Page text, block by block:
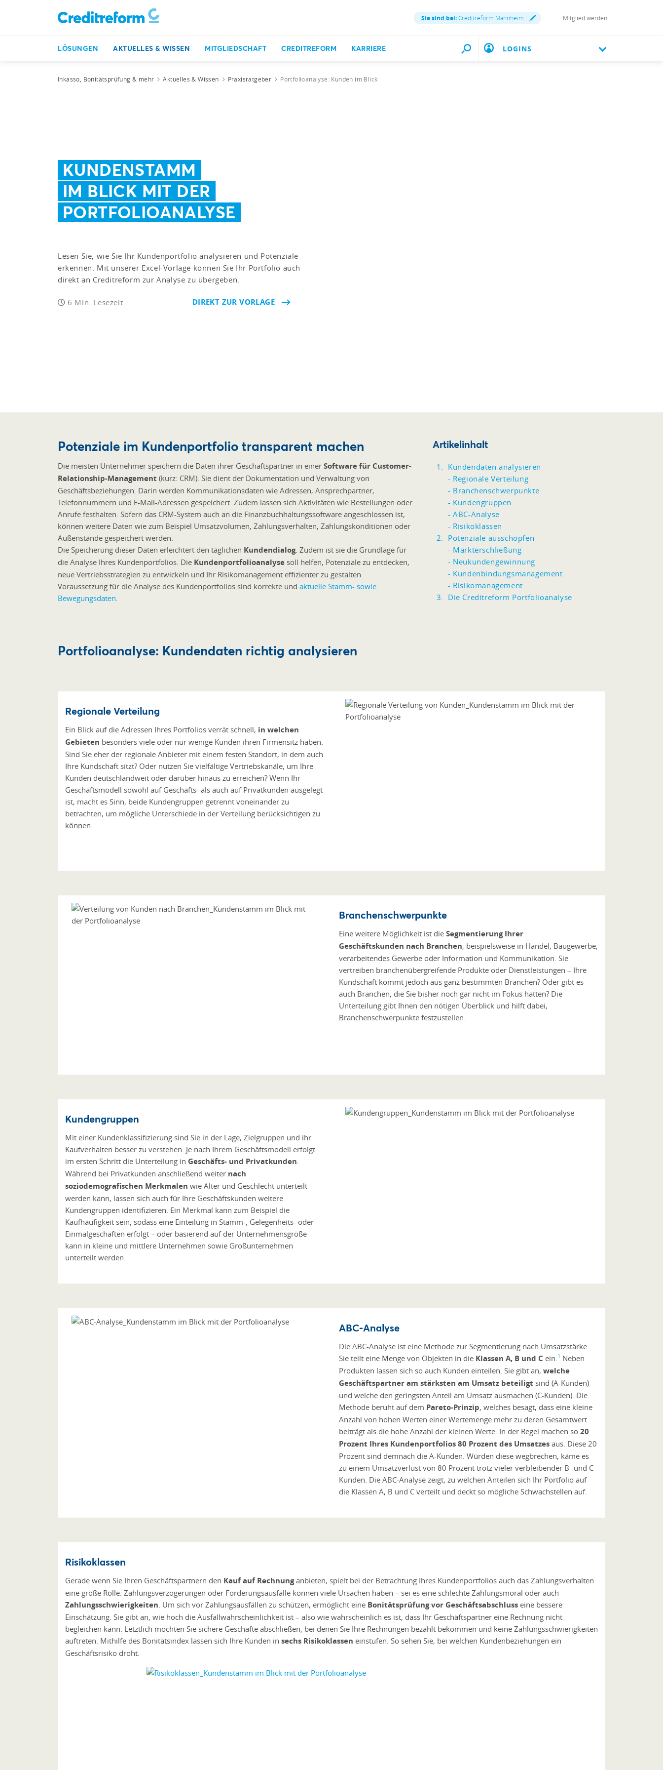
Sie sind bei:Creditreform Mannheim Mitglied werden
LÖSUNGEN AKTUELLES & WISSEN MITGLIEDSCHAFT CREDITREFORM KARRIERE LOGINS
Inkasso, Bonitätsprüfung & mehr Aktuelles & Wissen Praxisratgeber Portfolioanalyse: Kunden im Blick
KUNDENSTAMM
IM BLICK MIT DER
PORTFOLIOANALYSE
Lesen Sie, wie Sie Ihr Kundenportfolio analysieren und Potenziale
erkennen. Mit unserer Excel-Vorlage können Sie Ihr Portfolio auch
direkt an Creditreform zur Analyse zu übergeben.
6 Min. Lesezeit DIREKT ZUR VORLAGE
Potenziale im Kundenportfolio transparent machen
Die meisten Unternehmer speichern die Daten ihrer Geschäftspartner in einer Software für Customer-
Relationship-Management (kurz: CRM). Sie dient der Dokumentation und Verwaltung von
Geschäftsbeziehungen. Darin werden Kommunikationsdaten wie Adressen, Ansprechpartner,
Telefonnummern und E-Mail-Adressen gespeichert. Zudem lassen sich Aktivitäten wie Bestellungen oder
Anrufe festhalten. Sofern das CRM-System auch an die Finanzbuchhaltungssoftware angeschlossen ist,
können weitere Daten wie zum Beispiel Umsatzvolumen, Zahlungsverhalten, Zahlungskonditionen oder
Außenstände gespeichert werden.
Die Speicherung dieser Daten erleichtert den täglichen Kundendialog. Zudem ist sie die Grundlage für
die Analyse Ihres Kundenportfolios. Die Kundenportfolioanalyse soll helfen, Potenziale zu entdecken,
neue Vertriebsstrategien zu entwickeln und Ihr Risikomanagement effizienter zu gestalten.
Voraussetzung für die Analyse des Kundenportfolios sind korrekte und aktuelle Stamm- sowie
Bewegungsdaten.
Artikelinhalt
Kundendaten analysieren
- Regionale Verteilung
- Branchenschwerpunkte
- Kundengruppen
- ABC-Analyse
- Risikoklassen
Potenziale ausschöpfen
- Markterschließung
- Neukundengewinnung
- Kundenbindungsmanagement
- Risikomanagement
Die Creditreform Portfolioanalyse
Portfolioanalyse: Kundendaten richtig analysieren
Regionale Verteilung
Ein Blick auf die Adressen Ihres Portfolios verrät schnell, in welchen
Gebieten besonders viele oder nur wenige Kunden ihren Firmensitz haben.
Sind Sie eher der regionale Anbieter mit einem festen Standort, in dem auch
Ihre Kundschaft sitzt? Oder nutzen Sie vielfältige Vertriebskanäle, um Ihre
Kunden deutschlandweit oder darüber hinaus zu erreichen? Wenn Ihr
Geschäftsmodell sowohl auf Geschäfts- als auch auf Privatkunden ausgelegt
ist, macht es Sinn, beide Kundengruppen getrennt voneinander zu
betrachten, um mögliche Unterschiede in der Verteilung berücksichtigen zu
können.
Branchenschwerpunkte
Eine weitere Möglichkeit ist die Segmentierung Ihrer
Geschäftskunden nach Branchen, beispielsweise in Handel, Baugewerbe,
verarbeitendes Gewerbe oder Information und Kommunikation. Sie
vertreiben branchenübergreifende Produkte oder Dienstleistungen – Ihre
Kundschaft kommt jedoch aus ganz bestimmten Branchen? Oder gibt es
auch Branchen, die Sie bisher noch gar nicht im Fokus hatten? Die
Unterteilung gibt Ihnen den nötigen Überblick und hilft dabei,
Branchenschwerpunkte festzustellen.
Kundengruppen
Mit einer Kundenklassifizierung sind Sie in der Lage, Zielgruppen und ihr
Kaufverhalten besser zu verstehen. Je nach Ihrem Geschäftsmodell erfolgt
im ersten Schritt die Unterteilung in Geschäfts- und Privatkunden.
Während bei Privatkunden anschließend weiter nach
soziodemografischen Merkmalen wie Alter und Geschlecht unterteilt
werden kann, lassen sich auch für Ihre Geschäftskunden weitere
Kundengruppen identifizieren. Ein Merkmal kann zum Beispiel die
Kaufhäufigkeit sein, sodass eine Einteilung in Stamm-, Gelegenheits- oder
Einmalgeschäften erfolgt – oder basierend auf der Unternehmensgröße
kann in kleine und mittlere Unternehmen sowie Großunternehmen
unterteilt werden.
ABC-Analyse
Die ABC-Analyse ist eine Methode zur Segmentierung nach Umsatzstärke.
Sie teilt eine Menge von Objekten in die Klassen A, B und C ein.1 Neben
Produkten lassen sich so auch Kunden einteilen. Sie gibt an, welche
Geschäftspartner am stärksten am Umsatz beteiligt sind (A-Kunden)
und welche den geringsten Anteil am Umsatz ausmachen (C-Kunden). Die
Methode beruht auf dem Pareto-Prinzip, welches besagt, dass eine kleine
Anzahl von hohen Werten einer Wertemenge mehr zu deren Gesamtwert
beiträgt als die hohe Anzahl der kleinen Werte. In der Regel machen so 20
Prozent Ihres Kundenportfolios 80 Prozent des Umsatzes aus. Diese 20
Prozent sind demnach die A-Kunden. Würden diese wegbrechen, käme es
zu einem Umsatzverlust von 80 Prozent trotz vieler verbleibender B- und C-
Kunden. Die ABC-Analyse zeigt, zu welchen Anteilen sich Ihr Portfolio auf
die Klassen A, B und C verteilt und deckt so mögliche Schwachstellen auf.
Risikoklassen
Gerade wenn Sie Ihren Geschäftspartnern den Kauf auf Rechnunganbieten, spielt bei der Betrachtung Ihres Kundenportfolios auch das Zahlungsverhalten
eine große Rolle. Zahlungsverzögerungen oder Forderungsausfälle können viele Ursachen haben – sei es eine schlechte Zahlungsmoral oder auch
Zahlungsschwierigkeiten. Um sich vor Zahlungsausfällen zu schützen, ermöglicht eine Bonitätsprüfung vor Geschäftsabschluss eine bessere
Einschätzung. Sie gibt an, wie hoch die Ausfallwahrscheinlichkeit ist – also wie wahrscheinlich es ist, dass Ihr Geschäftspartner eine Rechnung nicht
begleichen kann. Letztlich möchten Sie sichere Geschäfte abschließen, bei denen Sie Ihre Rechnungen bezahlt bekommen und keine Zahlungsschwierigkeiten
auftreten. Mithilfe des Bonitätsindex lassen sich Ihre Kunden in sechs Risikoklassen einstufen. So sehen Sie, bei welchen Kundenbeziehungen ein
Geschäftsrisiko droht.